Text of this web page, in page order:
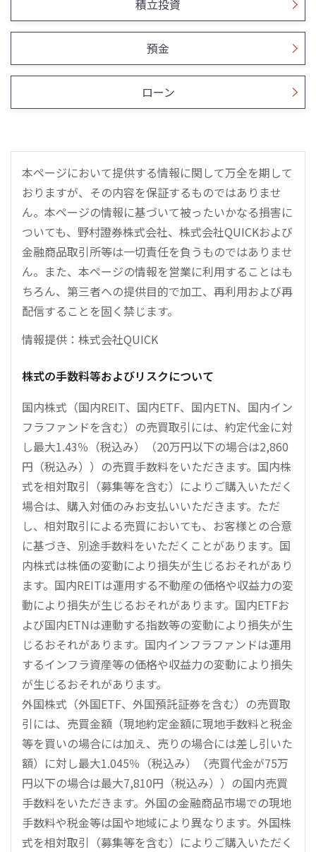
積立投資
預金
ローン
本ページにおいて提供する情報に関して万全を期して
おりますが、その内容を保証するものではありませ
ん。本ページの情報に基づいて被ったいかなる損害に
ついても、野村證券株式会社、株式会社QUICKおよび
金融商品取引所等は一切責任を負うものではありませ
ん。また、本ページの情報を営業に利用することはも
ちろん、第三者への提供目的で加工、再利用および再
配信することを固く禁じます。
情報提供：株式会社QUICK
株式の手数料等およびリスクについて
国内株式（国内REIT、国内ETF、国内ETN、国内イン
フラファンドを含む）の売買取引には、約定代金に対
し最大1.43％（税込み）（20万円以下の場合は2,860
円（税込み））の売買手数料をいただきます。国内株
式を相対取引（募集等を含む）によりご購入いただく
場合は、購入対価のみお支払いいただきます。ただ
し、相対取引による売買においても、お客様との合意
に基づき、別途手数料をいただくことがあります。国
内株式は株価の変動により損失が生じるおそれがあり
ます。国内REITは運用する不動産の価格や収益力の変
動により損失が生じるおそれがあります。国内ETFお
よび国内ETNは連動する指数等の変動により損失が生
じるおそれがあります。国内インフラファンドは運用
するインフラ資産等の価格や収益力の変動により損失
が生じるおそれがあります。
外国株式（外国ETF、外国預託証券を含む）の売買取
引には、売買金額（現地約定金額に現地手数料と税金
等を買いの場合には加え、売りの場合には差し引いた
額）に対し最大1.045％（税込み）（売買代金が75万
円以下の場合は最大7,810円（税込み））の国内売買
手数料をいただきます。外国の金融商品市場での現地
手数料や税金等は国や地域により異なります。外国株
式を相対取引（募集等を含む）によりご購入いただく